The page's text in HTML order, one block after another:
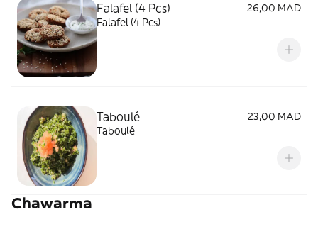
Falafel (4 Pcs)
26,00 MAD
Falafel (4 Pcs)
Taboulé
23,00 MAD
Taboulé
Chawarma